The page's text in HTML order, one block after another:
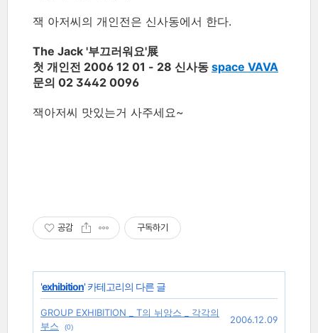
잭 아저씨의 개인전은 신사동에서 한다.
The Jack '부끄러워요'展
첫 개인전 2006 12 01 - 28 신사동 space VAVA
문의 02 3442 0096
잭아저씨 맛있는거 사주세요~
공감 구독하기
'exhibition' 카테고리의 다른 글
GROUP EXHIBITION _ T의 뉘앙스 _ 각각의
부스
(0)
2006.12.09